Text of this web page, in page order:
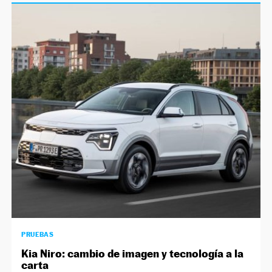
PRUEBAS
Kia Niro: cambio de imagen y tecnología a la
carta